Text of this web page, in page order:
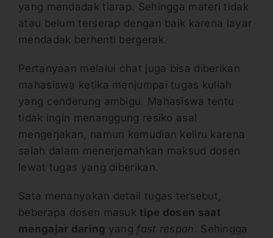
yang mendadak tiarap. Sehingga materi tidak
atau belum terserap dengan baik karena layar
mendadak berhenti bergerak.
Pertanyaan melalui chat juga bisa diberikan
mahasiswa ketika menjumpai tugas kuliah
yang cenderung ambigu. Mahasiswa tentu
tidak ingin menanggung resiko asal
mengerjakan, namun kemudian keliru karena
salah dalam menerjemahkan maksud dosen
lewat tugas yang diberikan.
Sata menanyakan detail tugas tersebut,
beberapa dosen masuktipe dosen saat
mengajar daring yang fast respon . Sehingga